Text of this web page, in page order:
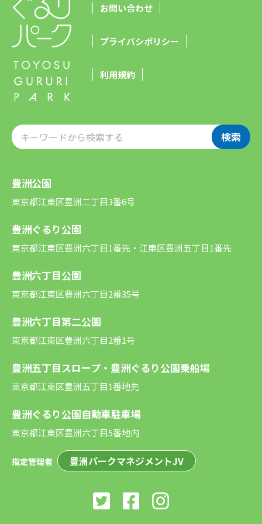
お問い合わせ
プライバシポリシー
利用規約
検索
豊洲公園
東京都江東区豊洲二丁目3番6号
豊洲ぐるり公園
東京都江東区豊洲六丁目1番先・江東区豊洲五丁目1番先
豊洲六丁目公園
東京都江東区豊洲六丁目2番35号
豊洲六丁目第二公園
東京都江東区豊洲六丁目2番1号
豊洲五丁目スロープ・豊洲ぐるり公園乗船場
東京都江東区豊洲五丁目1番地先
豊洲ぐるり公園自動車駐車場
東京都江東区豊洲六丁目5番地内
指定管理者 豊洲パークマネジメントJV